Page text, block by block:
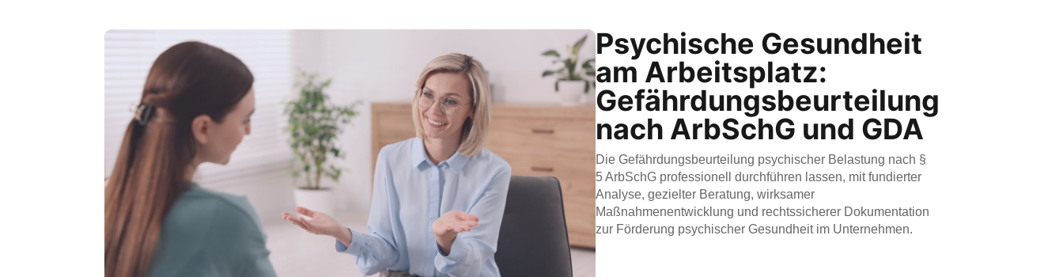
Psychische Gesundheit
am Arbeitsplatz:
Gefährdungsbeurteilung
nach ArbSchG und GDA
Die Gefährdungsbeurteilung psychischer Belastung nach §
5 ArbSchG professionell durchführen lassen, mit fundierter
Analyse, gezielter Beratung, wirksamer
Maßnahmenentwicklung und rechtssicherer Dokumentation
zur Förderung psychischer Gesundheit im Unternehmen.